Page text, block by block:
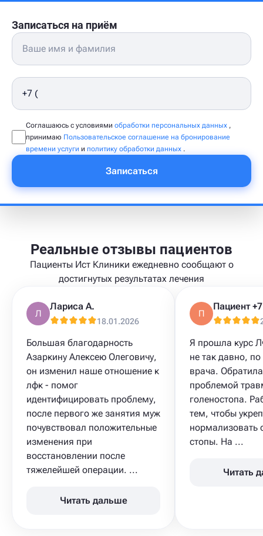
Записаться на приём
Соглашаюсь с условиями обработки персональных данных ,
принимаю Пользовательское соглашение на бронирование
времени услуги и политику обработки данных .
Записаться
Реальные отзывы пациентов
Пациенты Ист Клиники ежедневно сообщают о
достигнутых результатах лечения
Л
Лариса А.
18.01.2026
Большая благодарность
Азаркину Алексею Олеговичу,
он изменил наше отношение к
лфк - помог
идентифицировать проблему,
после первого же занятия муж
почувствовал положительные
изменения при
восстановлении после
тяжелейшей операции. ...
Читать дальше
П
Я прошла курс
не так давно,
врача.
проблемой
голеностопа.
тем, чтобы
нормализовать
стопы. На ...
Читать